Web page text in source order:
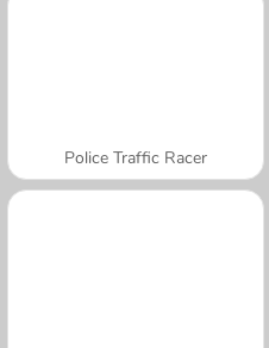
Police Traffic Racer